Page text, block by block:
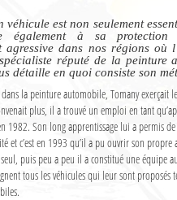
véhicule est non seulement
également à sa
agressive dans nos régions où
réputé de la peinture
détaille en quoi consiste son
dans la peinture automobile, Tomany exerçait
plus, il a trouvé un emploi en tant
1982. Son long apprentissage lui a permis de
et c’est en 1993 qu’il a pu ouvrir son
puis peu a peu il a constitué une équipe
tous les véhicules qui leur sont proposés